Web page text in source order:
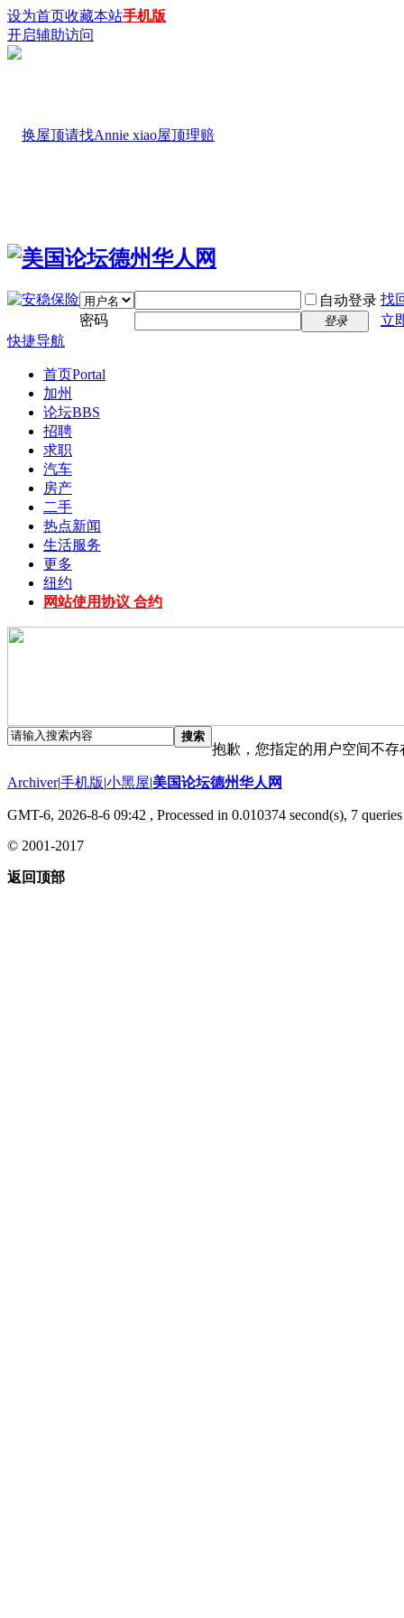
设为首页收藏本站手机版
开启辅助访问
自动登录 找
密码
登录
立
快捷导航
首页Portal
加州
论坛BBS
招聘
求职
汽车
房产
二手
热点新闻
生活服务
更多
纽约
网站使用协议 合约
搜索
抱歉，您指定的用户空间不存
Archiver|手机版|小黑屋|美国论坛德州华人网
GMT-6, 2026-8-6 09:42 , Processed in 0.010374 second(s), 7
© 2001-2017
返回顶部